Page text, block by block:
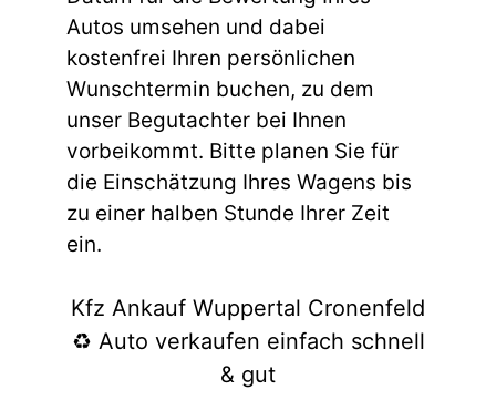
Autos umsehen und dabei
kostenfrei Ihren persönlichen
Wunschtermin buchen, zu dem
unser Begutachter bei Ihnen
vorbeikommt. Bitte planen Sie für
die Einschätzung Ihres Wagens bis
zu einer halben Stunde Ihrer Zeit
ein.
Kfz Ankauf Wuppertal Cronenfeld
♻️ Auto verkaufen einfach schnell
& gut